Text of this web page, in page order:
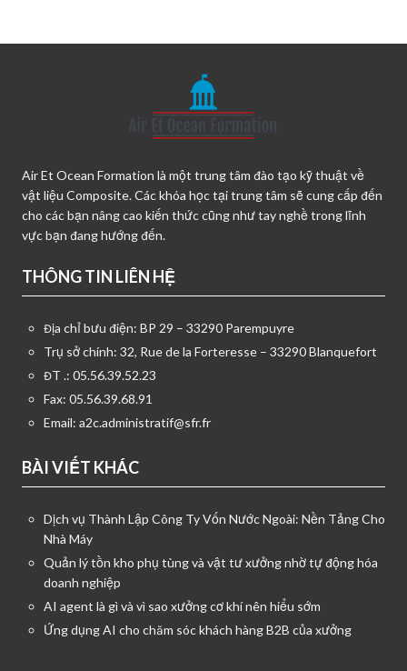
Air Et Ocean Formation là một trung tâm đào tạo kỹ thuật về
vật liệu Composite. Các khóa học tại trung tâm sẽ cung cấp đến
cho các bạn nâng cao kiến thức cũng như tay nghề trong lĩnh
vực bạn đang hướng đến.
THÔNG TIN LIÊN HỆ
Địa chỉ bưu điện: BP 29 – 33290 Parempuyre
Trụ sở chính: 32, Rue de la Forteresse – 33290 Blanquefort
ĐT .: 05.56.39.52.23
Fax: 05.56.39.68.91
Email: a2c.administratif@sfr.fr
BÀI VIẾT KHÁC
Dịch vụ Thành Lập Công Ty Vốn Nước Ngoài: Nền Tảng Cho
Nhà Máy
Quản lý tồn kho phụ tùng và vật tư xưởng nhờ tự động hóa
doanh nghiệp
AI agent là gì và vì sao xưởng cơ khí nên hiểu sớm
Ứng dụng AI cho chăm sóc khách hàng B2B của xưởng